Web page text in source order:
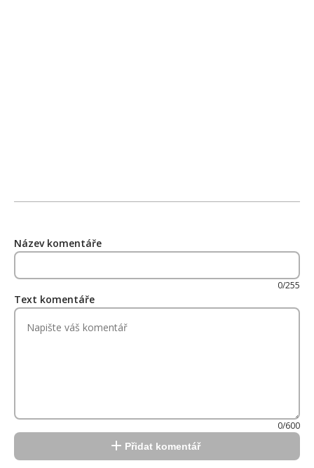
Název komentáře
0/255
Text komentáře
0/600
Přidat komentář